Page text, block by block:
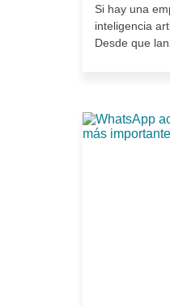
Si hay una
inteligencia
Desde que